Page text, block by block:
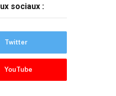
sociaux :
Twitter
YouTube